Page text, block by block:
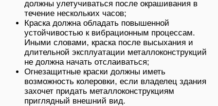
должны улетучиваться после окрашивания в
течение нескольких часов;
Краска должна обладать повышенной
устойчивостью к вибрационным процессам.
Иными словами, краска после высыхания и
длительной эксплуатации металлоконструкций
не должна начать отслаиваться;
Огнезащитные краски должны иметь
возможность колеровки, если владелец здания
захочет придать металлоконструкциям
приглядный внешний вид.